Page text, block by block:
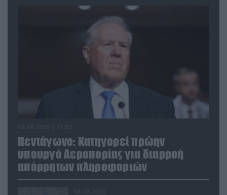
Πεντάγωνο: Κατηγορεί πρώην
υπουργό Αεροπορίας για διαρροή
απόρρητων πληροφοριών